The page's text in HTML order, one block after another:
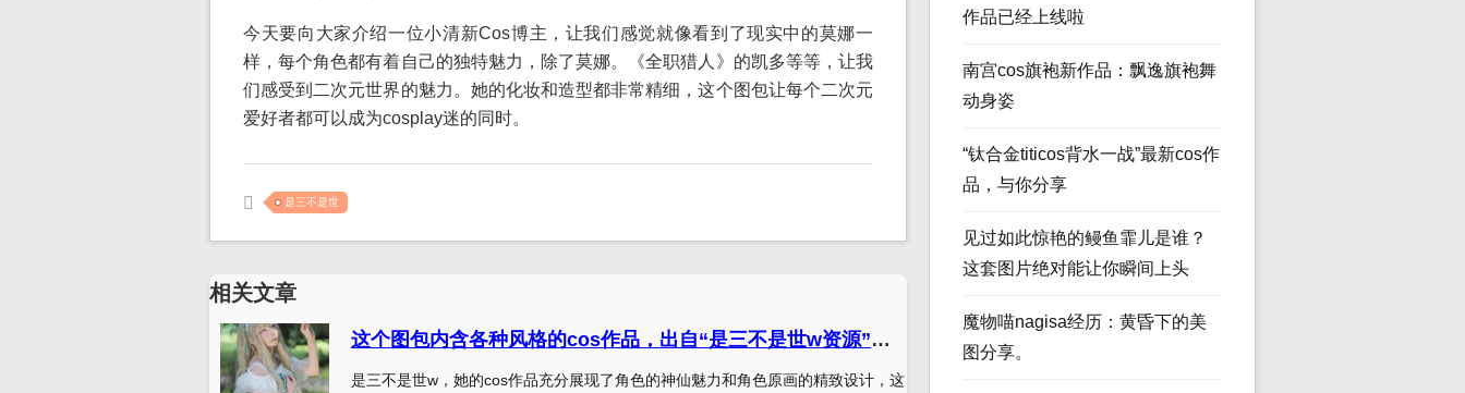
今天要向大家介绍一位小清新Cos博主，让我们感觉就像看到了现实中的莫娜一
样，每个角色都有着自己的独特魅力，除了莫娜。《全职猎人》的凯多等等，让我
们感受到二次元世界的魅力。她的化妆和造型都非常精细，这个图包让每个二次元
爱好者都可以成为cosplay迷的同时。
是三不是世
相关文章
这个图包内含各种风格的cos作品，出自“是三不是世w资源”之手
是三不是世w，她的cos作品充分展现了角色的神仙魅力和角色原画的精致设计，这
作品已经上线啦
南宫cos旗袍新作品：飘逸旗袍舞
动身姿
“钛合金titicos背水一战”最新cos作
品，与你分享
见过如此惊艳的鳗鱼霏儿是谁？
这套图片绝对能让你瞬间上头
魔物喵nagisa经历：黄昏下的美
图分享。